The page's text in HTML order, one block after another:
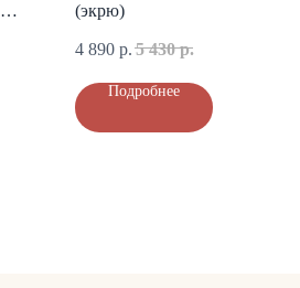
(экрю)
4 890 р. 5 430 р.
Подробнее